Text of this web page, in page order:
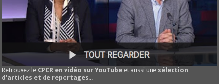
Retrouvez le CPCR en vidéo sur YouTube et aussi une sélection
d'articles et de reportages...